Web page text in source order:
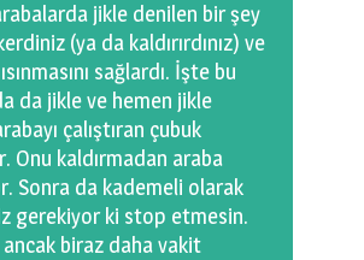
jikle denilen bir şey
(ya da kaldırırdınız) ve
sağlardı. İşte bu
da jikle ve hemen jikle
çalıştıran çubuk
Onu kaldırmadan araba
Sonra da kademeli olarak
gerekiyor ki stop etmesin.
ancak biraz daha vakit